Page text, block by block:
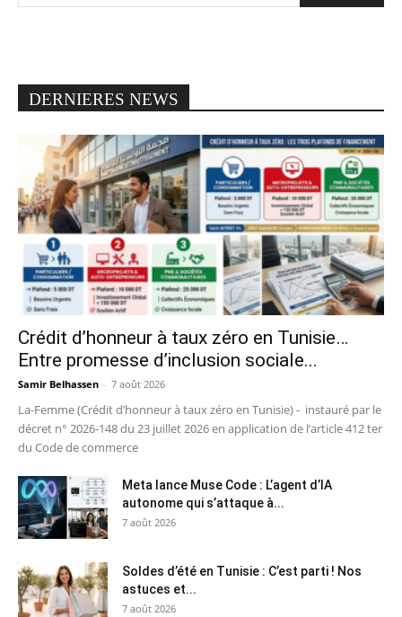
DERNIERES NEWS
Crédit d’honneur à taux zéro en Tunisie…
Entre promesse d’inclusion sociale...
Samir Belhassen - 7 août 2026
La-Femme (Crédit d’honneur à taux zéro en Tunisie) - instauré par le
décret n° 2026-148 du 23 juillet 2026 en application de l’article 412 ter
du Code de commerce
Meta lance Muse Code : L’agent d’IA
autonome qui s’attaque à...
7 août 2026
Soldes d’été en Tunisie : C’est parti ! Nos
astuces et...
7 août 2026